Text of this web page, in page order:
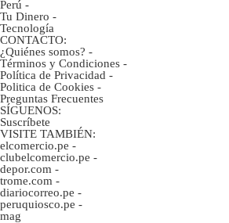
Perú -
Tu Dinero -
Tecnología
CONTACTO:
¿Quiénes somos? -
Términos y Condiciones -
Política de Privacidad -
Politica de Cookies -
Preguntas Frecuentes
SÍGUENOS:
Suscríbete
VISITE TAMBIÉN:
elcomercio.pe -
clubelcomercio.pe -
depor.com -
trome.com -
diariocorreo.pe -
peruquiosco.pe -
mag